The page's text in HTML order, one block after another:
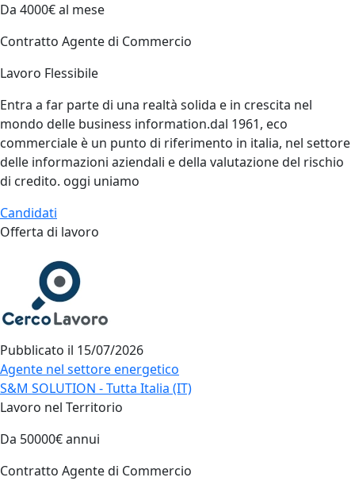
Da 4000€ al mese
Contratto Agente di Commercio
Lavoro Flessibile
Entra a far parte di una realtà solida e in crescita nel
mondo delle business information.dal 1961, eco
commerciale è un punto di riferimento in italia, nel settore
delle informazioni aziendali e della valutazione del rischio
di credito. oggi uniamo
Candidati
Offerta di lavoro
Pubblicato il 15/07/2026
Agente nel settore energetico
S&M SOLUTION - Tutta Italia (IT)
Lavoro nel Territorio
Da 50000€ annui
Contratto Agente di Commercio